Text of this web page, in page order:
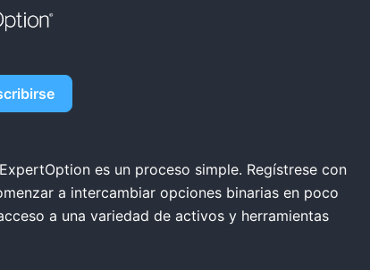
Registro
es un proceso simple. Regístrese con
a intercambiar opciones binarias en poco
a una variedad de activos y herramientas